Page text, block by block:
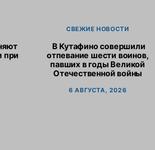
при
СВЕЖИЕ НОВОСТИ
В Кутафино совершили
отпевание шести воинов,
павших в годы Великой
Отечественной войны
6 АВГУСТА, 2026